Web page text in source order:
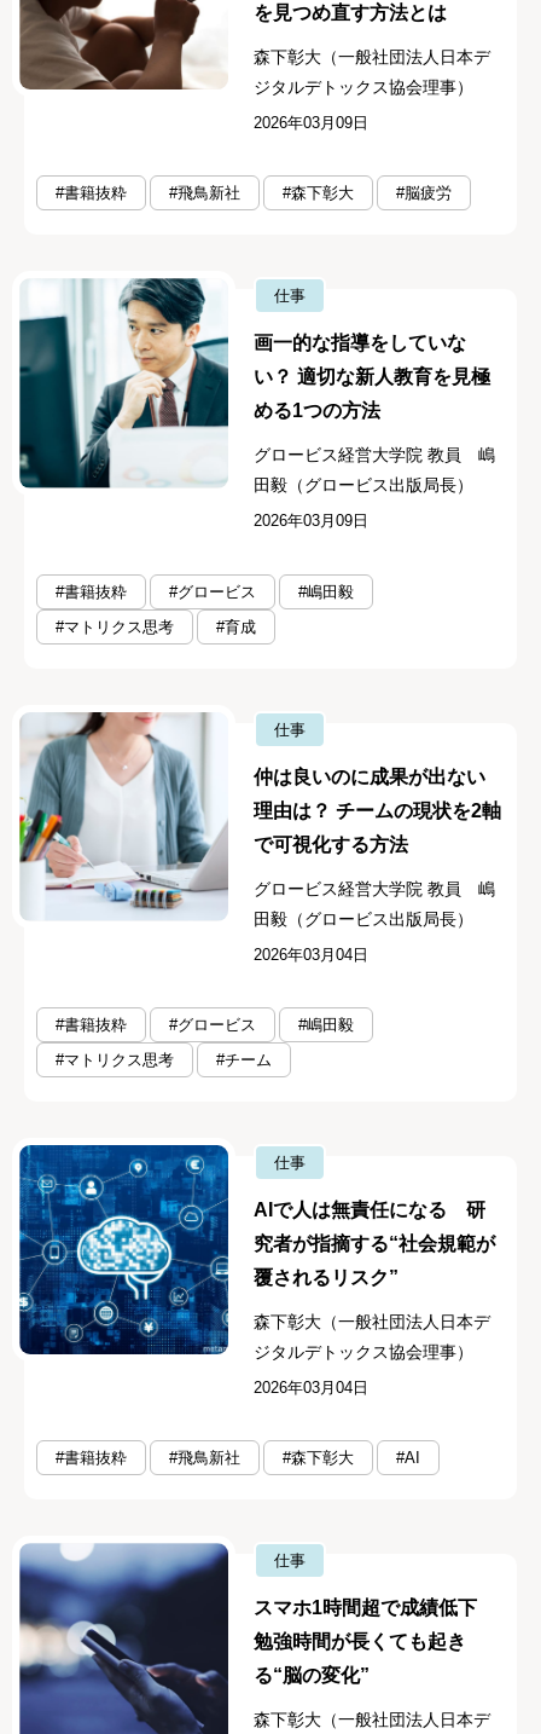
を見つめ直す方法とは
森下彰大（一般社団法人日本デ
ジタルデトックス協会理事）
2026年03月09日
#書籍抜粋 #飛鳥新社 #森下彰大 #脳疲労
仕事
画一的な指導をしていな
い？ 適切な新人教育を見極
める1つの方法
グロービス経営大学院 教員 嶋
田毅（グロービス出版局長）
2026年03月09日
#書籍抜粋 #グロービス
#嶋田毅
#マトリクス思考
#育成
仕事
仲は良いのに成果が出ない
理由は？ チームの現状を2軸
で可視化する方法
グロービス経営大学院 教員 嶋
田毅（グロービス出版局長）
2026年03月04日
#書籍抜粋 #グロービス
#嶋田毅
#マトリクス思考
#チーム
仕事
AIで人は無責任になる 研
究者が指摘する“社会規範が
覆されるリスク”
森下彰大（一般社団法人日本デ
ジタルデトックス協会理事）
2026年03月04日
#書籍抜粋 #飛鳥新社 #森下彰大 #AI
仕事
スマホ1時間超で成績低下
勉強時間が長くても起き
る“脳の変化”
森下彰大（一般社団法人日本デ